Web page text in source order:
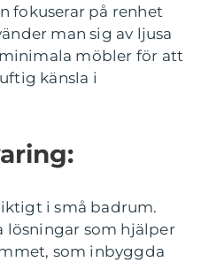
fokuserar på renhet
man sig av ljusa
möbler för att
känsla i
i små badrum.
lösningar som hjälper
som inbyggda